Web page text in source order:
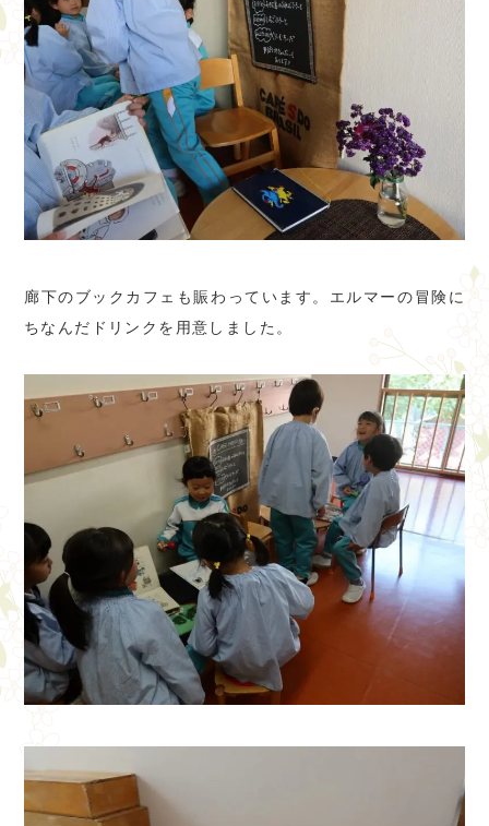
廊下のブックカフェも賑わっています。エルマーの冒険に
ちなんだドリンクを用意しました。